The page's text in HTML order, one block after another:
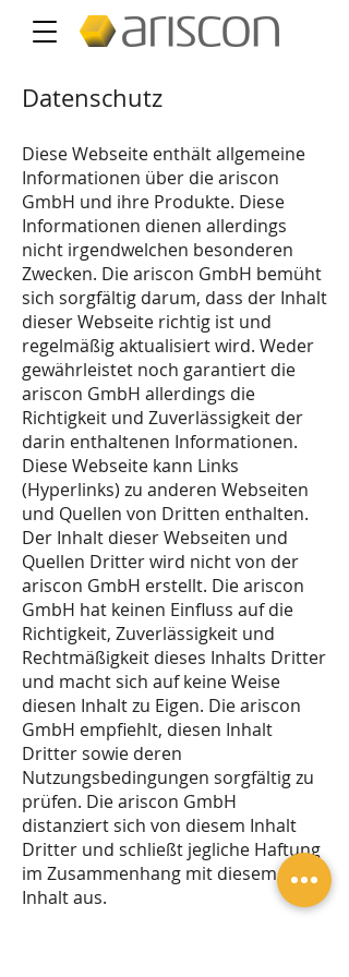
Datenschutz
Diese Webseite enthält allgemeine
Informationen über die ariscon
GmbH und ihre Produkte. Diese
Informationen dienen allerdings
nicht irgendwelchen besonderen
Zwecken. Die ariscon GmbH bemüht
sich sorgfältig darum, dass der Inhalt
dieser Webseite richtig ist und
regelmäßig aktualisiert wird. Weder
gewährleistet noch garantiert die
ariscon GmbH allerdings die
Richtigkeit und Zuverlässigkeit der
darin enthaltenen Informationen.
Diese Webseite kann Links
(Hyperlinks) zu anderen Webseiten
und Quellen von Dritten enthalten.
Der Inhalt dieser Webseiten und
Quellen Dritter wird nicht von der
ariscon GmbH erstellt. Die ariscon
GmbH hat keinen Einfluss auf die
Richtigkeit, Zuverlässigkeit und
Rechtmäßigkeit dieses Inhalts Dritter
und macht sich auf keine Weise
diesen Inhalt zu Eigen. Die ariscon
GmbH empfiehlt, diesen Inhalt
Dritter sowie deren
Nutzungsbedingungen sorgfältig zu
prüfen. Die ariscon GmbH
distanziert sich von diesem Inhalt
Dritter und schließt jegliche Haftung
im Zusammenhang mit diesem
Inhalt aus.